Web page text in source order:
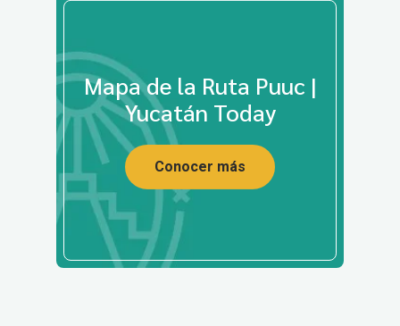
Mapa de la Ruta Puuc |
Yucatán Today
Conocer más